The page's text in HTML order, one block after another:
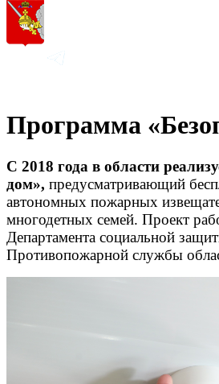
Программа
С 2018 года в области
дом», предусматривающий
автономных пожарных
многодетных семей. Проект
Департамента социальной
Противопожарной службы